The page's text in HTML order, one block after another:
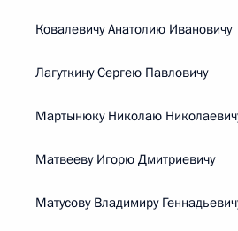
Ковалевичу Анатолию Ивановичу
Лагуткину Сергею Павловичу
Мартынюку Николаю
Матвееву Игорю Дмитриевичу
Матусову Владимиру